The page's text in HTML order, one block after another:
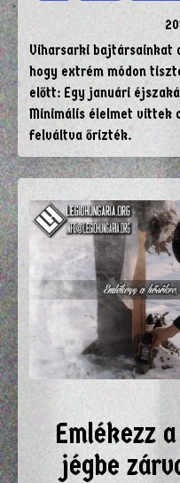
Viharsarki
hogy extrém módon
előtt: Egy januári
Minimális élelmet vittek
felváltva őrizték.
Emlékezz
jégbe